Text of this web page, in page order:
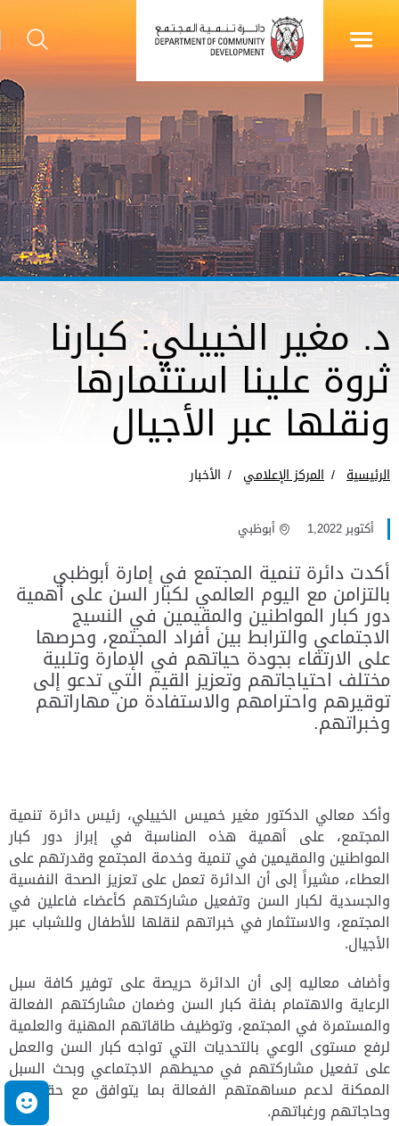
د. مغير الخييلي: كبارنا
ثروة علينا استثمارها
ونقلها عبر الأجيال
الرئيسية المركز الإعلامي الأخبار
أكتوبر 1,2022 أبوظبي
أكدت دائرة تنمية المجتمع في إمارة أبوظبي
بالتزامن مع اليوم العالمي لكبار السن على أهمية
دور كبار المواطنين والمقيمين في النسيج
الاجتماعي والترابط بين أفراد المجتمع، وحرصها
على الارتقاء بجودة حياتهم في الإمارة وتلبية
مختلف احتياجاتهم وتعزيز القيم التي تدعو إلى
توقيرهم واحترامهم والاستفادة من مهاراتهم
وخبراتهم.
وأكد معالي الدكتور مغير خميس الخييلي، رئيس دائرة تنمية
المجتمع، على أهمية هذه المناسبة في إبراز دور كبار
المواطنين والمقيمين في تنمية وخدمة المجتمع وقدرتهم على
العطاء، مشيراً إلى أن الدائرة تعمل على تعزيز الصحة النفسية
والجسدية لكبار السن وتفعيل مشاركتهم كأعضاء فاعلين في
المجتمع، والاستثمار في خبراتهم لنقلها للأطفال وللشباب عبر
الأجيال.
وأضاف معاليه إلى أن الدائرة حريصة على توفير كافة سبل
الرعاية والاهتمام بفئة كبار السن وضمان مشاركتهم الفعالة
والمستمرة في المجتمع، وتوظيف طاقاتهم المهنية والعلمية
لرفع مستوى الوعي بالتحديات التي تواجه كبار السن والعمل
على تفعيل مشاركتهم في محيطهم الاجتماعي وبحث السبل
الممكنة لدعم مساهمتهم الفعالة بما يتوافق مع حقوقهم
وحاجاتهم ورغباتهم.